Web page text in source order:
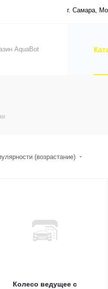
г. Самара,
AquaBot
(возрастание)
Колесо ведущее с